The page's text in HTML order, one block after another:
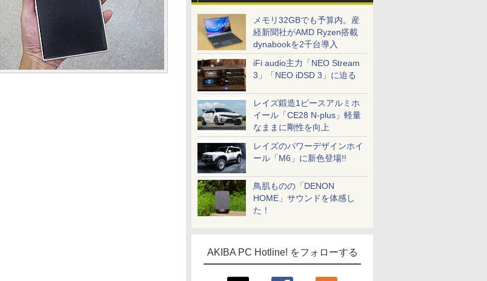
メモリ32GBでも予算内。産
経新聞社がAMD Ryzen搭載
dynabookを2千台導入
iFi audio主力「NEO Stream
3」「NEO iDSD 3」に迫る
レイズ鍛造1ピースアルミホ
イール「CE28 N-plus」軽量
なままに剛性を向上
レイズのパワーデザインホイ
ール「M6」に新色登場!!
鳥肌ものの「DENON
HOME」サウンドを体感し
た！
AKIBA PC Hotline! をフォローする